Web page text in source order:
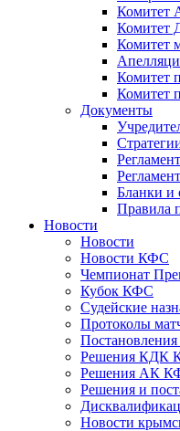
Комитет
Комитет
Комитет
Комитет
Комитет
Документы
Бланки и
Правила
Новости
Новости
Новости КФС
Чемпионат
Кубок КФС
Судейские
Протоколы
Решения КДК
Решения АК
Решения и
Новости